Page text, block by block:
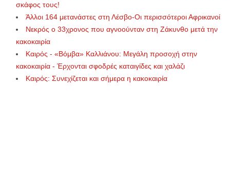
σκάφος τους!
Άλλοι 164 μετανάστες στη Λέσβο-Οι περισσότεροι Αφρικανοί
Νεκρός ο 33χρονος που αγνοούνταν στη Ζάκυνθο μετά την
κακοκαιρία
Καιρός - «Βόμβα» Καλλιάνου: Μεγάλη προσοχή στην
κακοκαιρία - Έρχονται σφοδρές καταιγίδες και χαλάζι
Καιρός: Συνεχίζεται και σήμερα η κακοκαιρία